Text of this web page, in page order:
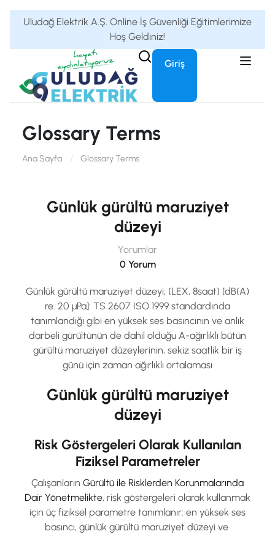
Uludağ Elektrik A.Ş. Online İş Güvenliği Eğitimlerimize
Hoş Geldiniz!
Giriş
Glossary Terms
Ana Sayfa Glossary Terms
Günlük gürültü maruziyet
düzeyi
Yorumlar
0 Yorum
Günlük gürültü maruziyet düzeyi; (LEX, 8saat) [dB(A)
re. 20 µPa]: TS 2607 ISO 1999 standardında
tanımlandığı gibi en yüksek ses basıncının ve anlık
darbeli gürültünün de dahil olduğu A-ağırlıklı bütün
gürültü maruziyet düzeylerinin, sekiz saatlik bir iş
günü için zaman ağırlıklı ortalaması
Günlük gürültü maruziyet
düzeyi
Risk Göstergeleri Olarak Kullanılan
Fiziksel Parametreler
Çalışanların Gürültü ile Risklerden Korunmalarında
Dair Yönetmelikte, risk göstergeleri olarak kullanmak
için üç fiziksel parametre tanımlanır: en yüksek ses
basıncı, günlük gürültü maruziyet düzeyi ve